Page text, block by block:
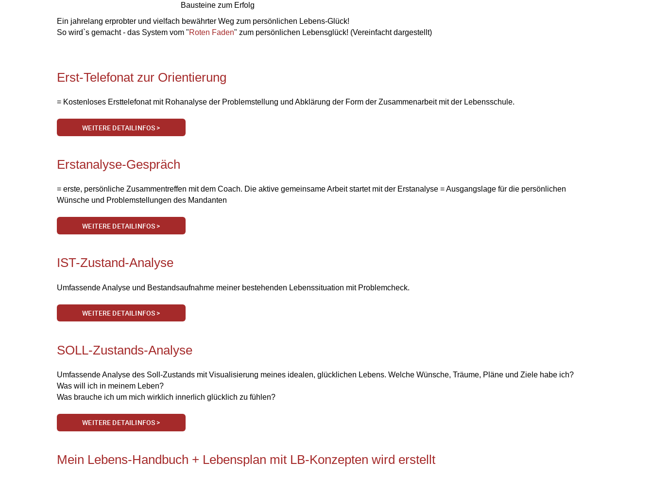
Bausteine zum Erfolg
Ein jahrelang erprobter und vielfach bewährter Weg zum persönlichen Lebens-Glück!
So wird`s gemacht - das System vom "Roten Faden" zum persönlichen Lebensglück! (Vereinfacht dargestellt)
Erst-Telefonat zur Orientierung
= Kostenloses Ersttelefonat mit Rohanalyse der Problemstellung und Abklärung der Form der Zusammenarbeit mit der Lebensschule.
WEITERE DETAILINFOS >
Erstanalyse-Gespräch
= erste, persönliche Zusammentreffen mit dem Coach. Die aktive gemeinsame Arbeit startet mit der Erstanalyse = Ausgangslage für die persönlichen
Wünsche und Problemstellungen des Mandanten
WEITERE DETAILINFOS >
IST-Zustand-Analyse
Umfassende Analyse und Bestandsaufnahme meiner bestehenden Lebenssituation mit Problemcheck.
WEITERE DETAILINFOS >
SOLL-Zustands-Analyse
Umfassende Analyse des Soll-Zustands mit Visualisierung meines idealen, glücklichen Lebens. Welche Wünsche, Träume, Pläne und Ziele habe ich?
Was will ich in meinem Leben?
Was brauche ich um mich wirklich innerlich glücklich zu fühlen?
WEITERE DETAILINFOS >
Mein Lebens-Handbuch + Lebensplan mit LB-Konzepten wird erstellt